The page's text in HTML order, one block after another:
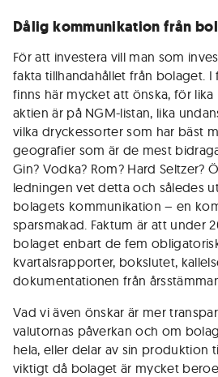
Dålig kommunikation från
För att investera vill man som
fakta tillhandahållet från bolaget.
finns här mycket att önska, för
aktien är på NGM-listan, lika
vilka dryckessorter som har bäst
geografier som är de mest
Gin? Vodka? Rom? Hard Seltzer?
ledningen vet detta och således
bolagets kommunikation – en
sparsmakad. Faktum är att under
bolaget enbart de fem
kvartalsrapporter, bokslutet,
dokumentationen från
Vad vi även önskar är mer
valutornas påverkan och om
hela, eller delar av sin produktion
viktigt då bolaget är mycket